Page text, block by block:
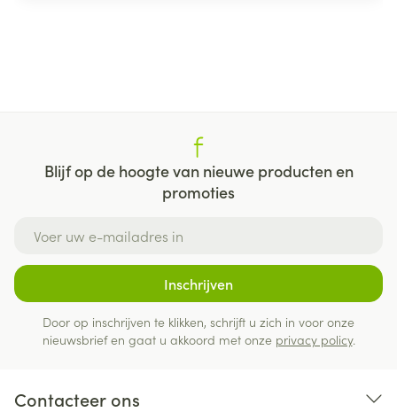
Blijf op de hoogte van nieuwe producten en
promoties
Inschrijven
Door op inschrijven te klikken, schrijft u zich in voor onze
nieuwsbrief en gaat u akkoord met onze privacy policy.
Contacteer ons